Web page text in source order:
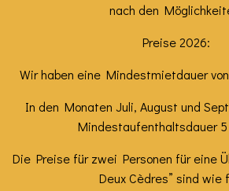
nach den
Preise 2026:
Wir haben eine Mindestmietdauer
In den Monaten Juli, August und
Mindestaufenthaltsdauer
Die Preise für zwei Personen für eine
Deux Cèdres” sind wie